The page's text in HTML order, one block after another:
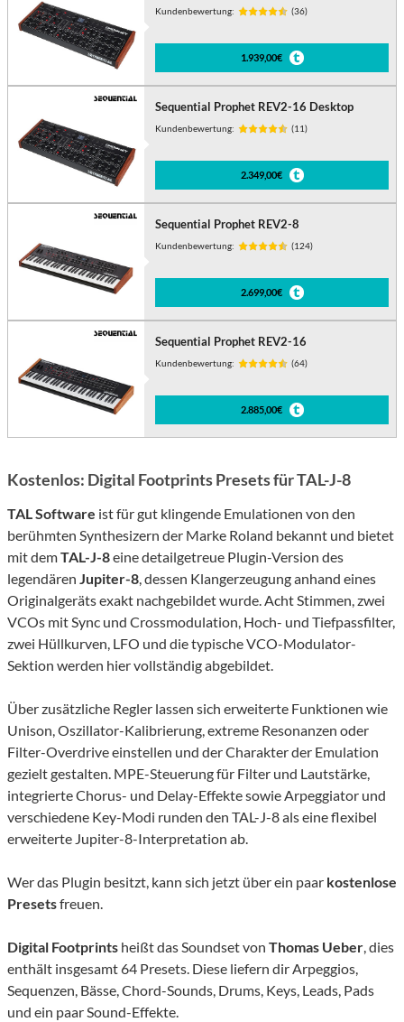
Kundenbewertung: (36)
1.939,00€
Sequential Prophet REV2-16 Desktop
Kundenbewertung: (11)
2.349,00€
Sequential Prophet REV2-8
Kundenbewertung: (124)
2.699,00€
Sequential Prophet REV2-16
Kundenbewertung: (64)
2.885,00€
Kostenlos: Digital Footprints Presets für TAL-J-8
TAL Software ist für gut klingende Emulationen von den
berühmten Synthesizern der Marke Roland bekannt und bietet
mit demTAL-J-8eine detailgetreue Plugin-Version des
legendären Jupiter-8, dessen Klangerzeugung anhand eines
Originalgeräts exakt nachgebildet wurde. Acht Stimmen, zwei
VCOs mit Sync und Crossmodulation, Hoch- und Tiefpassfilter,
zwei Hüllkurven, LFO und die typische VCO-Modulator-
Sektion werden hier vollständig abgebildet.
Über zusätzliche Regler lassen sich erweiterte Funktionen wie
Unison, Oszillator-Kalibrierung, extreme Resonanzen oder
Filter-Overdrive einstellen und der Charakter der Emulation
gezielt gestalten. MPE-Steuerung für Filter und Lautstärke,
integrierte Chorus- und Delay-Effekte sowie Arpeggiator und
verschiedene Key-Modi runden den TAL-J-8 als eine flexibel
erweiterte Jupiter-8-Interpretation ab.
Wer das Plugin besitzt, kann sich jetzt über ein paar kostenlose
Presetsfreuen.
Digital Footprints heißt das Soundset von Thomas Ueber, dies
enthält insgesamt 64 Presets. Diese liefern dir Arpeggios,
Sequenzen, Bässe, Chord-Sounds, Drums, Keys, Leads, Pads
und ein paar Sound-Effekte.